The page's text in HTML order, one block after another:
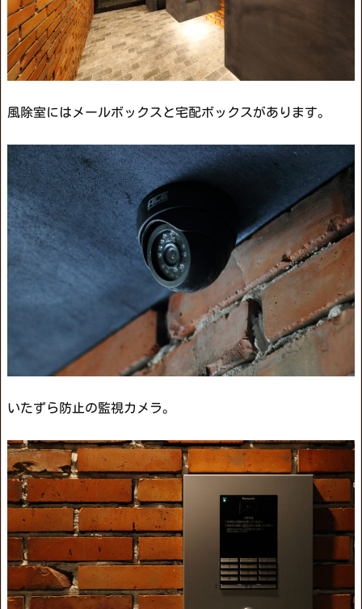
風除室にはメールボックスと宅配ボックスがあります。
いたずら防止の監視カメラ。